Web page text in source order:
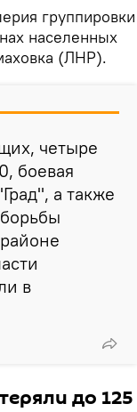
группировки
населенных
(ЛНР).
четыре
боевая
а также
в
до 125